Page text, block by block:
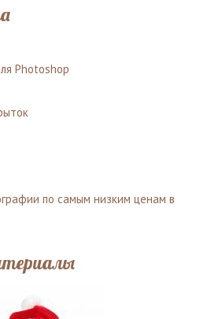
Photoshop
по самым низким ценам в